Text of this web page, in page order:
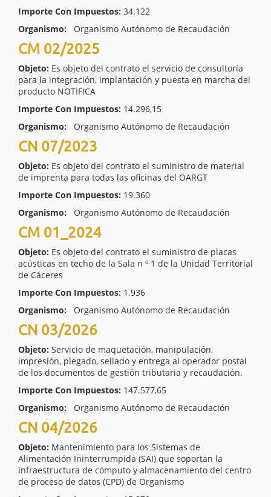
Importe Con Impuestos: 34.122
Organismo:
Organismo Autónomo de Recaudación
CM 02/2025
Objeto: Es objeto del contrato el servicio de consultoría
para la integración, implantación y puesta en marcha del
producto NOTIFICA
Importe Con Impuestos: 14.296,15
Organismo:
Organismo Autónomo de Recaudación
CN 07/2023
Objeto: Es objeto del contrato el suministro de material
de imprenta para todas las oficinas del OARGT
Importe Con Impuestos: 19.360
Organismo:
Organismo Autónomo de Recaudación
CM 01_2024
Objeto: Es objeto del contrato el suministro de placas
acústicas en techo de la Sala n º 1 de la Unidad Territorial
de Cáceres
Importe Con Impuestos: 1.936
Organismo:
Organismo Autónomo de Recaudación
CN 03/2026
Objeto: Servicio de maquetación, manipulación,
impresión, plegado, sellado y entrega al operador postal
de los documentos de gestión tributaria y recaudación.
Importe Con Impuestos: 147.577,65
Organismo:
Organismo Autónomo de Recaudación
CN 04/2026
Objeto: Mantenimiento para los Sistemas de
Alimentación Ininterrumpida (SAI) que soportan la
infraestructura de cómputo y almacenamiento del centro
de proceso de datos (CPD) de Organismo